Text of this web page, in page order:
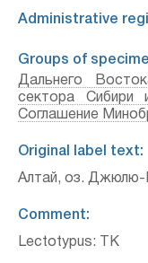
Administrative
Groups of
Дальнего
сектора Сибири
Соглашение
Original label text:
Алтай, оз. Джюлю-
Comment:
Lectotypus: TK